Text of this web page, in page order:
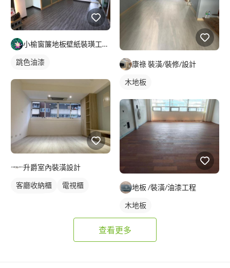
小榆窗簾地板壁紙裝璜工廠/山辰室內設計
跳色油漆
升爵室內裝潢設計
客廳收納櫃
電視櫃
康祿 裝潢/裝修/設計
木地板
地板 /裝潢/油漆工程
木地板
查看更多